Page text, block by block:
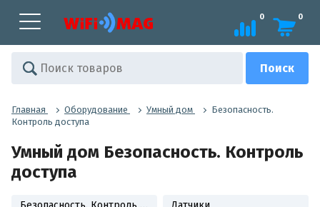
0 0
Главная Оборудование Умный дом
Безопасность.
Контроль доступа
Умный дом Безопасность. Контроль
доступа